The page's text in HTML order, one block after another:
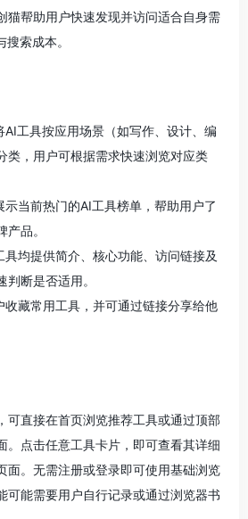
猫帮助用户快速发现并访问适合自身需
索成本。
AI工具按应用场景（如写作、设计、编
类，用户可根据需求快速浏览对应类
示当前热门的AI工具榜单，帮助用户了
品。
具均提供简介、核心功能、访问链接及
断是否适用。
收藏常用工具，并可通过链接分享给他
可直接在首页浏览推荐工具或通过顶部
。点击任意工具卡片，即可查看其详细
面。无需注册或登录即可使用基础浏览
可能需要用户自行记录或通过浏览器书